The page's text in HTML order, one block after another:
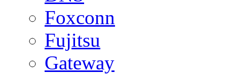
Foxconn
Fujitsu
Gateway